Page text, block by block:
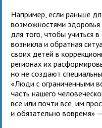
Например, если раньше
возможностями здоровья
для того, чтобы учиться
возникла и обратная
своих детей в
регионах их
но не создают
«Люди с ограниченными
часть нашего
все или почти все, им
и обязательно вовремя»